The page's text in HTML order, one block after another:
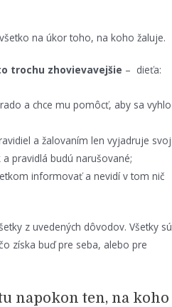
na úkor toho, na koho žaluje.
trochu zhovievavejšie – dieťa:
a chce mu pomôcť, aby sa vyhlo
a žalovaním len vyjadruje svoj
pravidlá budú narušované;
informovať a nevidí v tom nič
z uvedených dôvodov. Všetky sú
získa buď pre seba, alebo pre
napokon ten, na koho